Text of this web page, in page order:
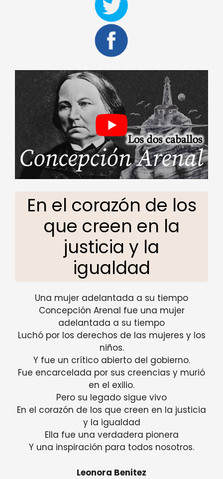
En el corazón de los
que creen en la
justicia y la
igualdad
Una mujer adelantada a su tiempo
Concepción Arenal fue una mujer
adelantada a su tiempo
Luchó por los derechos de las mujeres y los
niños.
Y fue un crítico abierto del gobierno.
Fue encarcelada por sus creencias y murió
en el exilio.
Pero su legado sigue vivo
En el corazón de los que creen en la justicia
y la igualdad
Ella fue una verdadera pionera
Y una inspiración para todos nosotros.
Leonora Benitez